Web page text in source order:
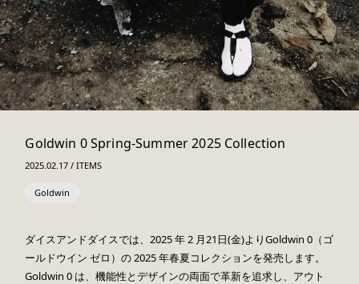
Goldwin 0 Spring-Summer 2025 Collection
2025.02.17 / ITEMS
Goldwin
ダイスアンドダイスでは、2025 年 2 月21日(金)よりGoldwin 0（ゴ
ールドウイン ゼロ）の 2025 年春夏コレクションを発売します。
Goldwin 0 は、機能性とデザインの両面で革新を追求し、アウト